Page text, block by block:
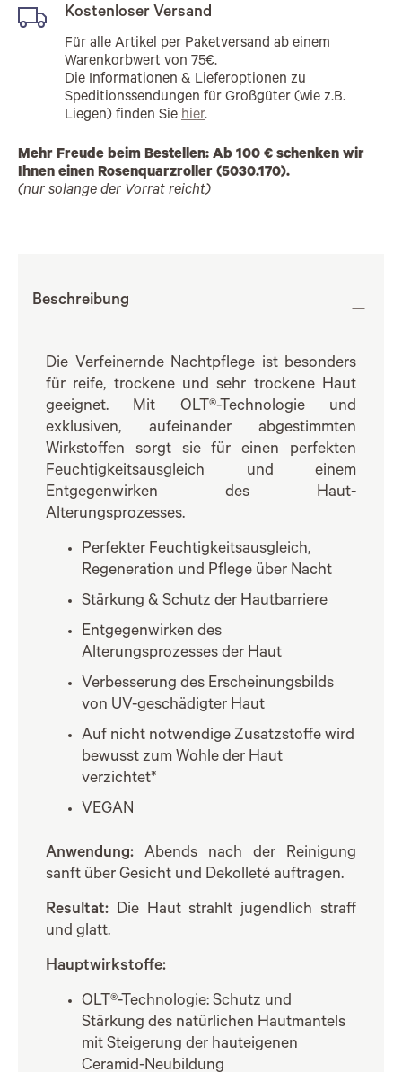
Kostenloser Versand
Für alle Artikel per Paketversand ab einem
Warenkorbwert von 75€.
Die Informationen & Lieferoptionen zu
Speditionssendungen für Großgüter (wie z.B.
Liegen) finden Sie hier.
Mehr Freude beim Bestellen: Ab 100 € schenken wir
Ihnen einen Rosenquarzroller (5030.170).
(nur solange der Vorrat reicht)
Beschreibung
Die Verfeinernde Nachtpflege ist besonders
für reife, trockene und sehr trockene Haut
geeignet. Mit OLT®-Technologie und
exklusiven, aufeinander abgestimmten
Wirkstoffen sorgt sie für einen perfekten
Feuchtigkeitsausgleich und einem
Entgegenwirken des Haut-
Alterungsprozesses.
Perfekter Feuchtigkeitsausgleich,
Regeneration und Pflege über Nacht
Stärkung & Schutz der Hautbarriere
Entgegenwirken des
Alterungsprozesses der Haut
Verbesserung des Erscheinungsbilds
von UV-geschädigter Haut
Auf nicht notwendige Zusatzstoffe wird
bewusst zum Wohle der Haut
verzichtet*
VEGAN
Anwendung: Abends nach der Reinigung
sanft über Gesicht und Dekolleté auftragen.
Resultat: Die Haut strahlt jugendlich straff
und glatt.
Hauptwirkstoffe:
OLT®-Technologie: Schutz und
Stärkung des natürlichen Hautmantels
mit Steigerung der hauteigenen
Ceramid-Neubildung